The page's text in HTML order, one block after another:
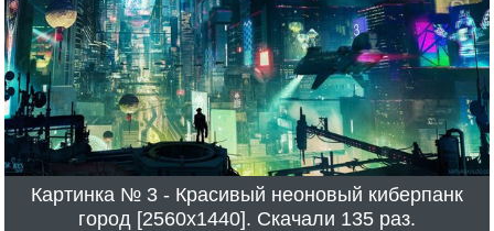
Картинка № 3 - Красивый неоновый киберпанк
город [2560x1440]. Скачали 135 раз.